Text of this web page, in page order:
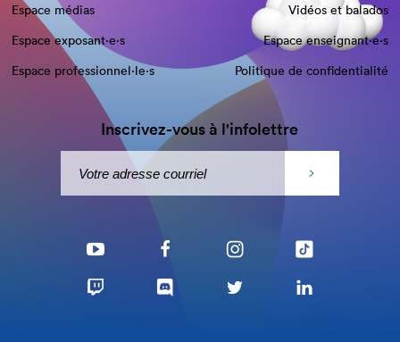
Espace médias
Vidéos et balados
Espace exposant·e⋅s
Espace enseignant·e⋅s
Espace professionnel·le⋅s
Politique de confidentialité
Inscrivez-vous à l'infolettre